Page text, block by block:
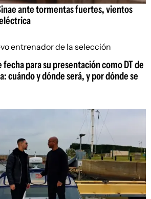
ante tormentas fuertes, vientos
fecha para su presentación como DT de
cuándo y dónde será, y por dónde se